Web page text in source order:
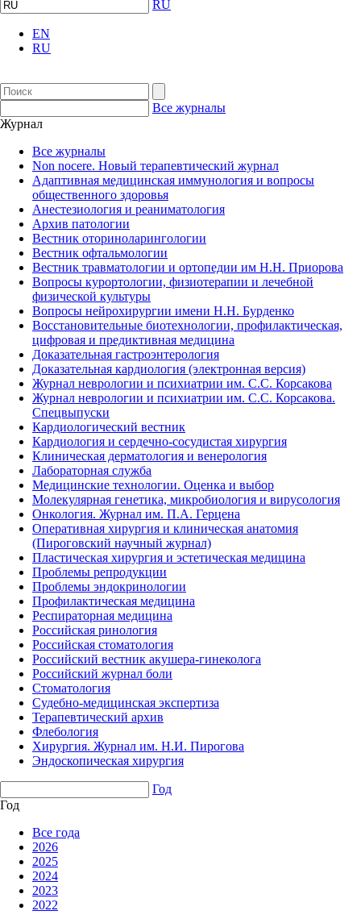
RU
EN
RU
Все журналы
Журнал
Все журналы
Non nocere. Новый терапевтический журнал
Адаптивная медицинская иммунология и вопросы
общественного здоровья
Анестезиология и реаниматология
Архив патологии
Вестник оториноларингологии
Вестник офтальмологии
Вестник травматологии и ортопедии им Н.Н. Приорова
Вопросы курортологии, физиотерапии и лечебной
физической культуры
Вопросы нейрохирургии имени Н.Н. Бурденко
Восстановительные биотехнологии, профилактическая,
цифровая и предиктивная медицина
Доказательная гастроэнтерология
Доказательная кардиология (электронная версия)
Журнал неврологии и психиатрии им. С.С. Корсакова
Журнал неврологии и психиатрии им. С.С. Корсакова.
Спецвыпуски
Кардиологический вестник
Кардиология и сердечно-сосудистая хирургия
Клиническая дерматология и венерология
Лабораторная служба
Медицинские технологии. Оценка и выбор
Молекулярная генетика, микробиология и вирусология
Онкология. Журнал им. П.А. Герцена
Оперативная хирургия и клиническая анатомия
(Пироговский научный журнал)
Пластическая хирургия и эстетическая медицина
Проблемы репродукции
Проблемы эндокринологии
Профилактическая медицина
Респираторная медицина
Российская ринология
Российская стоматология
Российский вестник акушера-гинеколога
Российский журнал боли
Стоматология
Судебно-медицинская экспертиза
Терапевтический архив
Флебология
Хирургия. Журнал им. Н.И. Пирогова
Эндоскопическая хирургия
Год
Год
Все года
2026
2025
2024
2023
2022